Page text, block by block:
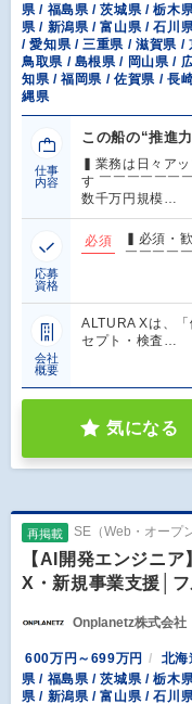
県 / 福島県 / 茨城県 / 栃木
県 / 新潟県 / 富山県 / 石川
/ 愛知県 / 三重県 / 滋賀県 /
鳥取県 / 島根県 / 岡山県 /
知県 / 福岡県 / 佐賀県 / 長
縄県
仕事
内容
この船の“推進
▍業務は日々ア
す ￣￣￣￣￣￣
数千万円規模…
応募
資格
必須
▍必須・
￣￣￣￣
会社
概要
ALTURA Xは、
セプト・検査…
気になる
再掲載 SE（Web・オープ
【AI開発エンジニ
X・新規事業支援│
Onplanetz株式会社
600万円～699万円
北海
県 / 福島県 / 茨城県 / 栃木
県 / 新潟県 / 富山県 / 石川